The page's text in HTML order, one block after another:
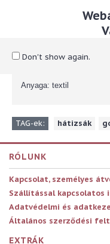
Don't show again.
A hátizsák egy
oldalán 1-1 hálós
és állítható vállpánttal.
Anyaga: textil
TAG-ek: hátizsák
RÓLUNK
Kapcsolat, személyes
Szállítással kapcsolatos
Adatvédelmi és
Általános szerződési
EXTRÁK